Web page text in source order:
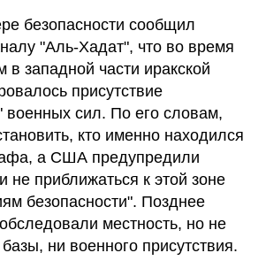
безопасности сообщил
"Аль-Хадат", что во время
западной части иракской
присутствие
военных сил. По его словам,
кто именно находился
а США предупредили
не приближаться к этой зоне
безопасности". Позднее
местность, но не
ни военного присутствия.